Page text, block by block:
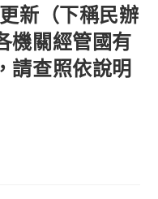
新（下稱民辦
機關經管國有
請查照依說明